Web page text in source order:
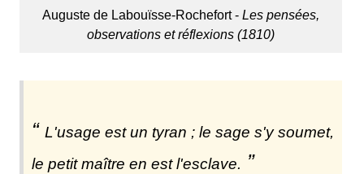
Auguste de Labouïsse-Rochefort - Les pensées,
observations et réflexions (1810)
L'usage est un tyran ; le sage s'y soumet,
le petit maître en est l'esclave.